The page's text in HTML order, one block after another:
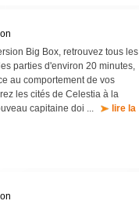
Big Box, retrouvez tous les
parties d'environ 20 minutes,
au comportement de vos
les cités de Celestia à la
capitaine doi ...
lire la